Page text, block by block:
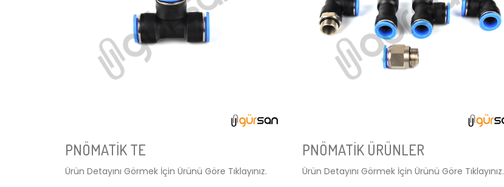
PNÖMATİK TE
Ürün Detayını Görmek İçin Ürünü Göre Tıklayınız.
PNÖMATİK ÜRÜNLER
Ürün Detayını Görmek İçin Ürünü Göre Tıklayınız.